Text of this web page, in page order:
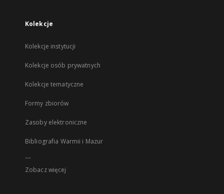
Kolekcje
Kolekcje instytucji
Kolekcje osób prywatnych
Kolekcje tematyczne
Formy zbiorów
Zasoby elektroniczne
Bibliografia Warmii i Mazur
...
Zobacz więcej